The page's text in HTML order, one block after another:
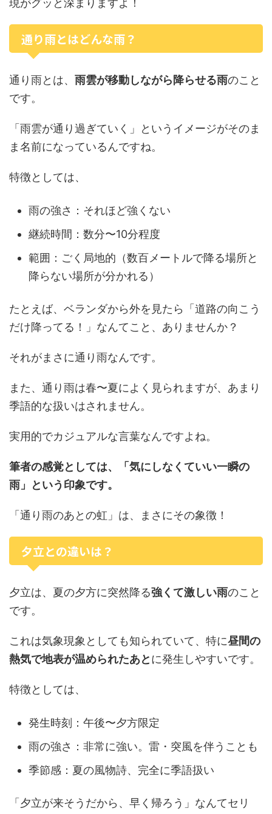
現がグッと深まりますよ！
通り雨とはどんな雨？
通り雨とは、 雨雲が移動しながら降らせる雨のこと
です。
「雨雲が通り過ぎていく」というイメージがそのま
ま名前になっているんですね。
特徴としては、
雨の強さ：それほど強くない
継続時間：数分〜10分程度
範囲：ごく局地的（数百メートルで降る場所と
降らない場所が分かれる）
たとえば、ベランダから外を見たら「道路の向こう
だけ降ってる！」なんてこと、ありませんか？
それがまさに通り雨なんです。
また、通り雨は春〜夏によく見られますが、あまり
季語的な扱いはされません。
実用的でカジュアルな言葉なんですよね。
筆者の感覚としては、「気にしなくていい一瞬の
雨」という印象です。
「通り雨のあとの虹」は、まさにその象徴！
夕立との違いは？
夕立は、夏の夕方に突然降る強くて激しい雨のこと
です。
これは気象現象としても知られていて、特に昼間の
熱気で地表が温められたあとに発生しやすいです。
特徴としては、
発生時刻：午後〜夕方限定
雨の強さ：非常に強い。雷・突風を伴うことも
季節感：夏の風物詩、完全に季語扱い
「夕立が来そうだから、早く帰ろう」なんてセリ